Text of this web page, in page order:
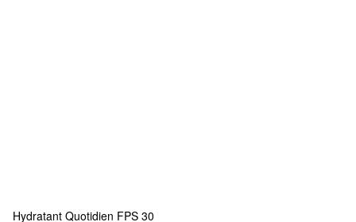
Hydratant Quotidien FPS 30